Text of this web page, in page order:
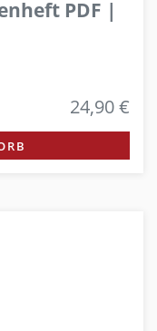
PDF |
24,90 €